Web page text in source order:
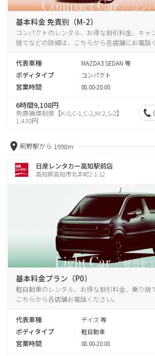
基本料金 免責別（M-2）
コンパクトのレンタル、お得な割引料金、キャ
捨てなどの詳細は、こちらから各店舗にお電話
代表車種 MAZDA3 SEDAN 等
ボディタイプ コンパクト
営業時間 08:00-20:00
6時間9,108円
免責補償制度【K-0,C-1,C-2,M-2,S-2】
1,430円
薊野駅から 1998m
日産レンタカー高知駅前店
高知県高知市北本町2-1-12
基本料金プラン（P0）
軽自動車のレンタル、お得な割引料金、乗り捨
こちらから各店舗お電話ください。
代表車種 デイズ 等
ボディタイプ 軽自動車
営業時間 08:00-20:00